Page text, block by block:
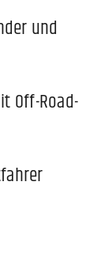
und
Road-